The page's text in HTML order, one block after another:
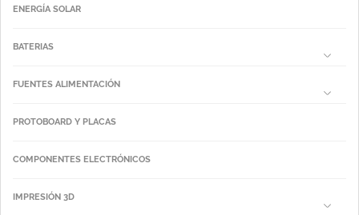
ENERGÍA SOLAR
BATERIAS
FUENTES ALIMENTACIÓN
PROTOBOARD Y PLACAS
COMPONENTES ELECTRÓNICOS
IMPRESIÓN 3D